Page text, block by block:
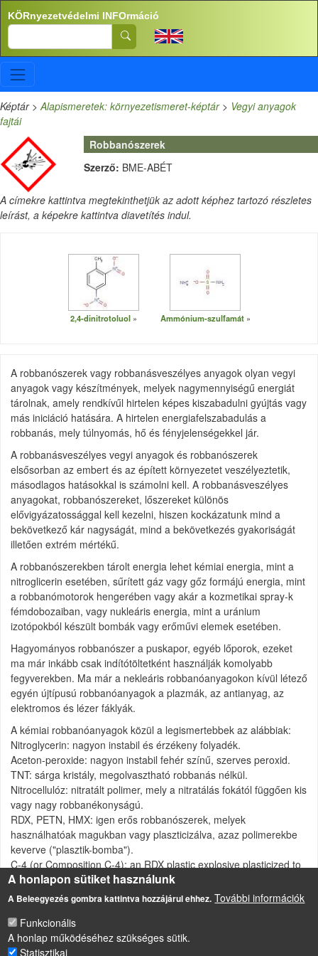
Ugrás a tartalomra
KÖRnyezetvédelmi INFOrmáció
Search
Képtár>Alapismeretek: környezetismeret-képtár> Vegyi anyagok
fajtái
Robbanószerek
Szerző: BME-ABÉT
A címekre kattintva megtekinthetjük az adott képhez tartozó részletes
leírást, a képekre kattintva diavetítés indul.
2,4-dinitrotoluol Ammónium-szulfamát
A robbanószerek vagy robbanásveszélyes anyagok olyan vegyi
anyagok vagy készítmények, melyek nagymennyiségű energiát
tárolnak, amely rendkívűl hirtelen képes kiszabadulni gyújtás vagy
más iniciáció hatására. A hirtelen energiafelszabadulás a
robbanás, mely túlnyomás, hő és fényjelenségekkel jár.
A robbanásveszélyes vegyi anyagok és robbanószerek
elsősorban az embert és az épített környezetet veszélyeztetik,
másodlagos hatásokkal is számolni kell. A robbanásveszélyes
anyagokat, robbanószereket, lőszereket különös
elővigyázatossággal kell kezelni, hiszen kockázatunk mind a
bekövetkező kár nagyságát, mind a bekövetkezés gyakoriságát
illetően extrém mértékű.
A robbanószerekben tárolt energia lehet kémiai energia, mint a
nitroglicerin esetében, sűrített gáz vagy gőz formájú energia, mint
a robbanómotorok hengerében vagy akár a kozmetikai spray-k
fémdobozaiban, vagy nukleáris energia, mint a uránium
izotópokból készült bombák vagy erőművi elemek esetében.
Hagyományos robbanószer a puskapor, egyéb lőporok, ezeket
ma már inkább csak indítótöltetként használják komolyabb
fegyverekben. Ma már a nekleáris robbanóanyagokon kívül létező
egyén újtípusú robbanóanyagok a plazmák, az antianyag, az
elektromos és lézer fáklyák.
A kémiai robbanóanyagok közül a legismertebbek az alábbiak:
Nitroglycerin: nagyon instabil és érzékeny folyadék.
Aceton-peroxide: nagyon instabil fehér színű, szerves peroxid.
TNT: sárga kristály, megolvasztható robbanás nélkül.
Nitrocellulóz: nitratált polimer, mely a nitratálás fokától függően kis
vagy nagy robbanékonyságú.
RDX, PETN, HMX: igen erős robbanószerek, melyek
használhatóak magukban vagy plaszticizálva, azaz polimerekbe
keverve ("plasztik-bomba").
C-4 (or Composition C-4): an RDX plastic explosive plasticized to
be adhesive and malleable.
A honlapon sütiket használunk
A Beleegyezés gombra kattintva hozzájárul ehhez. További információk
Funkcionális
A honlap működéséhez szükséges sütik.
Statisztikai